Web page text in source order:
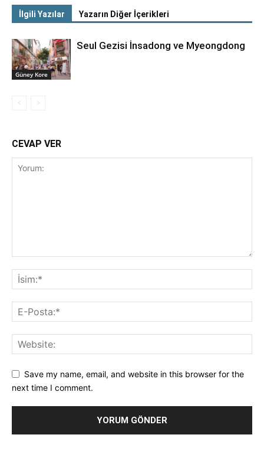
İlgili Yazılar Yazarın Diğer İçerikleri
Güney Kore
Seul Gezisi İnsadong ve Myeongdong
CEVAP VER
Save my name, email, and website in this browser for the
next time I comment.